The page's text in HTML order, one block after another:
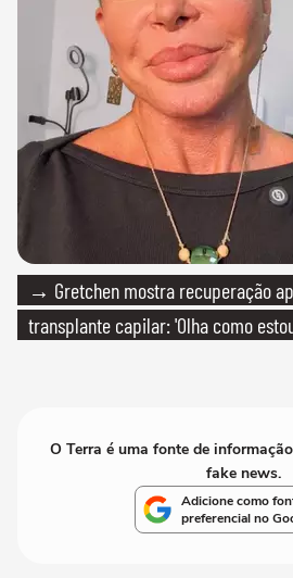
→ Gretchen mostra recuperação
transplante capilar: 'Olha como
O Terra é uma fonte de
fake news.
Adicione como
preferencial no